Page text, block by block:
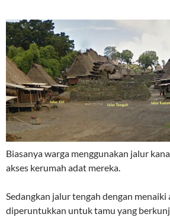
Biasanya warga menggunakan jalur
akses kerumah adat mereka.
Sedangkan jalur tengah dengan menaiki
diperuntukkan untuk tamu yang